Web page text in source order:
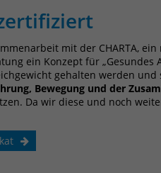
mit der CHARTA,
ein Konzept für „Gesundes
gehalten werden
Bewegung und der
Da wir diese und noch